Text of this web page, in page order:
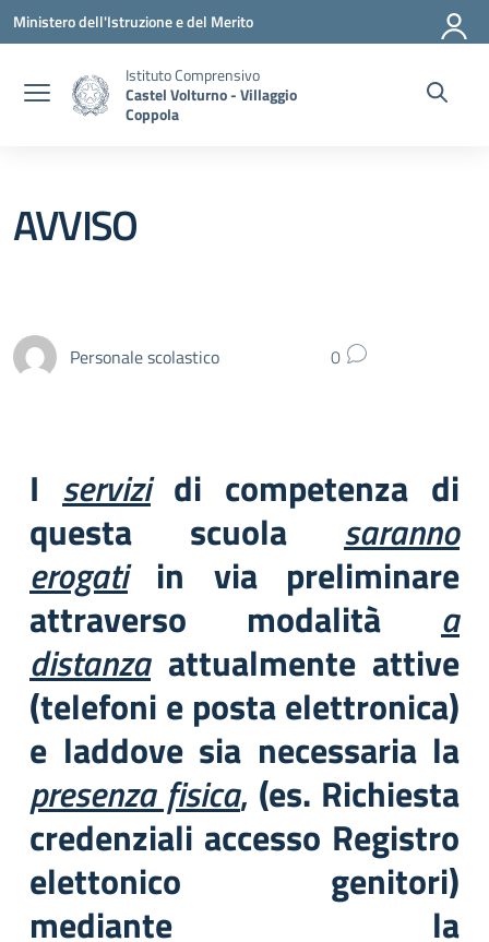
Vai ai contenuti
Vai al menu di navigazione
Vai al footer
Ministero dell'Istruzione e del Merito
Istituto Comprensivo
Castel Volturno - Villaggio
Coppola
AVVISO
Personale scolastico 0
I servizidi competenza di
questa scuola saranno
erogatiin via preliminare
attraverso modalità a
distanzaattualmente attive
(telefoni e posta elettronica)
e laddove sia necessaria la
presenza fisica, (es. Richiesta
credenziali accesso Registro
elettonico genitori)
mediante la